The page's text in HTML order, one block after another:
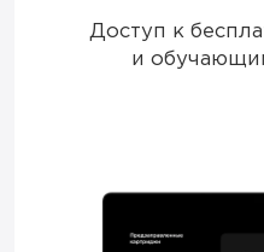
Доступ к
и